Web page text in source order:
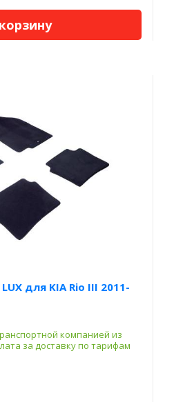
для KIA Rio III 2011-
компанией из
за доставку по тарифам